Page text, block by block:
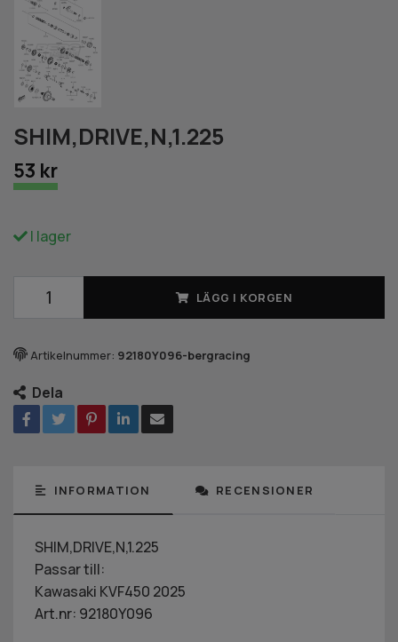
SHIM,DRIVE,N,1.225
53 kr
I lager
LÄGG I KORGEN
Artikelnummer: 92180Y096-bergracing
Dela
INFORMATION RECENSIONER
SHIM,DRIVE,N,1.225
Passar till:
Kawasaki KVF450 2025
Art.nr: 92180Y096